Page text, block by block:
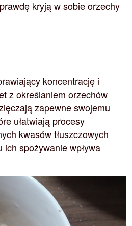
kryją w sobie orzechy
koncentrację i
z określaniem orzechów
zapewne swojemu
ułatwiają procesy
kwasów tłuszczowych
spożywanie wpływa